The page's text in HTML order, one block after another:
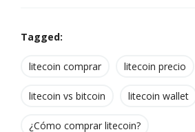
Tagged:
litecoin comprar litecoin precio
litecoin vs bitcoin litecoin wallet
¿Cómo comprar litecoin?